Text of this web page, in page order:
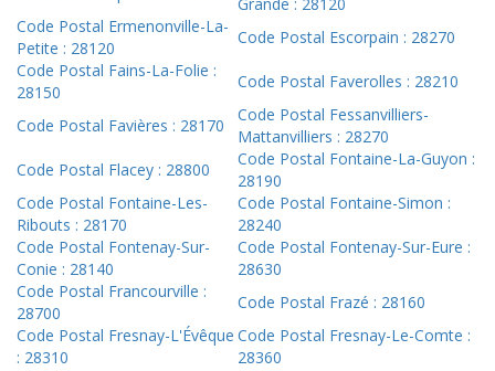
Grande : 28120
Code Postal Ermenonville-La-
Petite : 28120
Code Postal Escorpain : 28270
Code Postal Fains-La-Folie :
28150
Code Postal Faverolles : 28210
Code Postal Favières : 28170
Code Postal Fessanvilliers-
Mattanvilliers : 28270
Code Postal Flacey : 28800
Code Postal Fontaine-La-Guyon :
28190
Code Postal Fontaine-Les-
Ribouts : 28170
Code Postal Fontaine-Simon :
28240
Code Postal Fontenay-Sur-
Conie : 28140
Code Postal Fontenay-Sur-Eure :
28630
Code Postal Francourville :
28700
Code Postal Frazé : 28160
Code Postal Fresnay-L'Évêque
: 28310
Code Postal Fresnay-Le-Comte :
28360